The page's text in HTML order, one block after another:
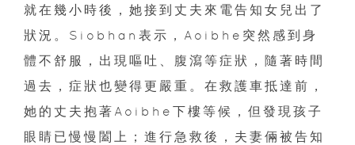
就在幾小時後，她接到丈夫來電告知女兒出了
狀況。Siobhan表示，Aoibhe突然感到身
體不舒服，出現嘔吐、腹瀉等症狀，隨著時間
過去，症狀也變得更嚴重。在救護車抵達前，
她的丈夫抱著Aoibhe下樓等候，但發現孩子
眼睛已慢慢闔上；進行急救後，夫妻倆被告知